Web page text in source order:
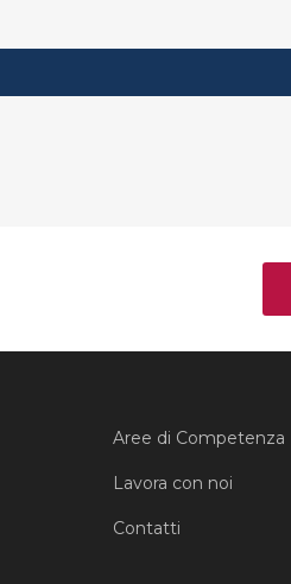
Aree di Competenza
Lavora con noi
Contatti